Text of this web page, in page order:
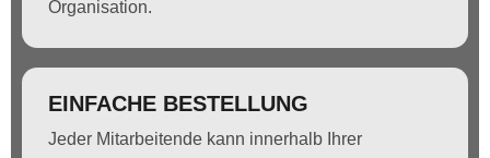
Organisation.
EINFACHE BESTELLUNG
Jeder Mitarbeitende kann innerhalb Ihrer